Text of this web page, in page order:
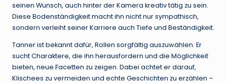
seinen Wunsch, auch hinter der Kamera kreativ tätig zu sein.
Diese Bodenständigkeit macht ihn nicht nur sympathisch,
sondern verleiht seiner Karriere auch Tiefe und Beständigkeit.
Tanner ist bekannt dafür, Rollen sorgfältig auszuwählen. Er
sucht Charaktere, die ihn herausfordern und die Möglichkeit
bieten, neue Facetten zu zeigen. Dabei achtet er darauf,
Klischees zu vermeiden und echte Geschichten zu erzählen –